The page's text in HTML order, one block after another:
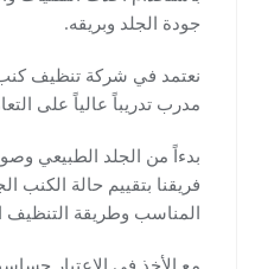
جودة الجلد وبريقه.
نعتمد في شركة تنظيف
مدرب تدريباً عالياً على
بدءاً من الجلد الطبيعي
فريقنا بتقييم حالة الكنب
المناسب وطريقة التنظيف